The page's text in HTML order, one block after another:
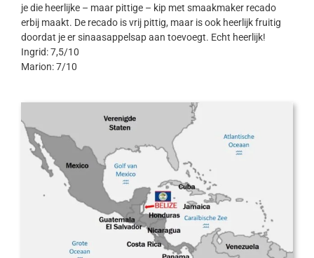
je die heerlijke – maar pittige – kip met smaakmaker recado
erbij maakt. De recado is vrij pittig, maar is ook heerlijk fruitig
doordat je er sinaasappelsap aan toevoegt. Echt heerlijk!
Ingrid: 7,5/10
Marion: 7/10